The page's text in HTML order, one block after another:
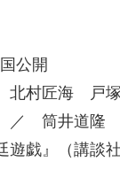
公開
北村匠海 戸
筒井道隆
戯』（講談社